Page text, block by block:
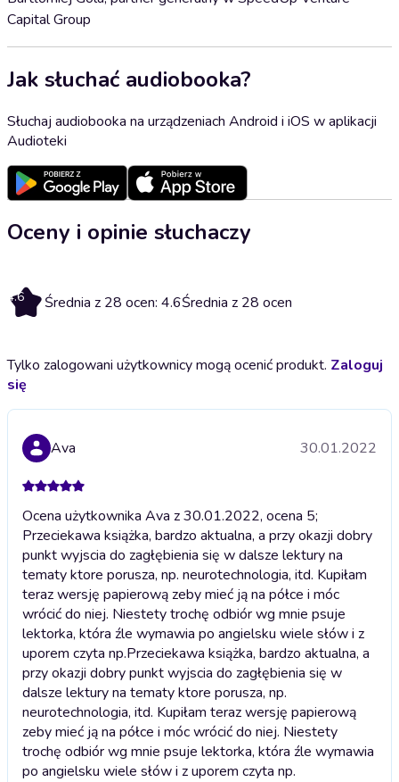
Capital Group
Jak słuchać audiobooka?
Słuchaj audiobooka na urządzeniach Android i iOS w aplikacji
Audioteki
Oceny i opinie słuchaczy
4.6 Średnia z 28 ocen: 4.6Średnia z 28 ocen
Tylko zalogowani użytkownicy mogą ocenić produkt. Zaloguj
się
Ava 30.01.2022
Ocena użytkownika Ava z 30.01.2022, ocena 5;
Przeciekawa książka, bardzo aktualna, a przy okazji dobry
punkt wyjscia do zagłębienia się w dalsze lektury na
tematy ktore porusza, np. neurotechnologia, itd. Kupiłam
teraz wersję papierową zeby mieć ją na półce i móc
wrócić do niej. Niestety trochę odbiór wg mnie psuje
lektorka, która źle wymawia po angielsku wiele słów i z
uporem czyta np.Przeciekawa książka, bardzo aktualna, a
przy okazji dobry punkt wyjscia do zagłębienia się w
dalsze lektury na tematy ktore porusza, np.
neurotechnologia, itd. Kupiłam teraz wersję papierową
zeby mieć ją na półce i móc wrócić do niej. Niestety
trochę odbiór wg mnie psuje lektorka, która źle wymawia
po angielsku wiele słów i z uporem czyta np.